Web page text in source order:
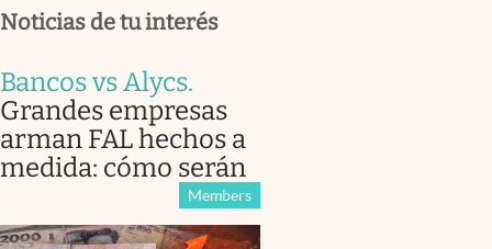
Noticias de tu interés
Bancos vs Alycs.
Grandes empresas
arman FAL hechos a
medida: cómo serán
Members